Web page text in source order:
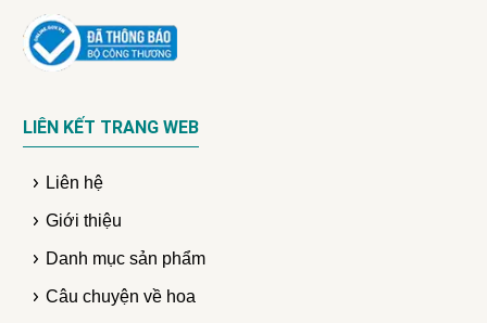
LIÊN KẾT TRANG WEB
Liên hệ
Giới thiệu
Danh mục sản phẩm
Câu chuyện về hoa